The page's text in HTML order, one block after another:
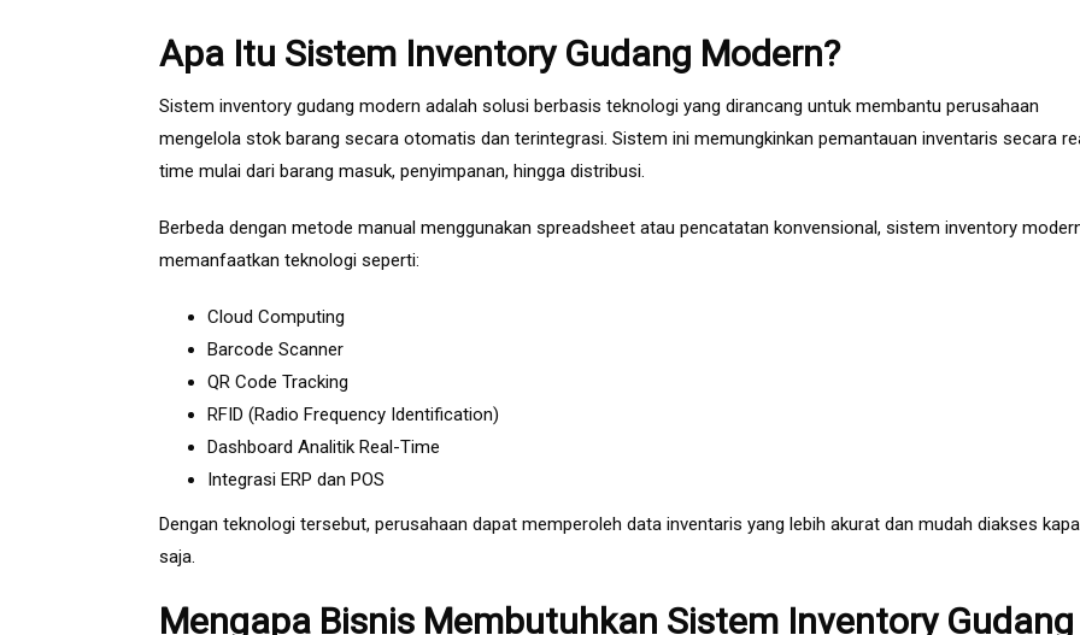
Apa Itu Sistem Inventory Gudang Modern?
Sistem inventory gudang modern adalah solusi berbasis teknologi yang dirancang untuk membantu perusahaan
mengelola stok barang secara otomatis dan terintegrasi. Sistem ini memungkinkan pemantauan inventaris secara
time mulai dari barang masuk, penyimpanan, hingga distribusi.
Berbeda dengan metode manual menggunakan spreadsheet atau pencatatan konvensional, sistem inventory
memanfaatkan teknologi seperti:
Cloud Computing
Barcode Scanner
QR Code Tracking
RFID (Radio Frequency Identification)
Dashboard Analitik Real-Time
Integrasi ERP dan POS
Dengan teknologi tersebut, perusahaan dapat memperoleh data inventaris yang lebih akurat dan mudah diakses
saja.
Mengapa Bisnis Membutuhkan Sistem Inventory Gudang